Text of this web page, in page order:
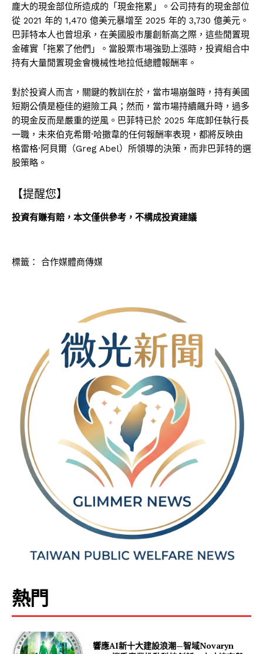
龐大的現金部位所造成的「現金拖累」。公司持有的現金部位
從 2021 年的 1,470 億美元暴增至 2025 年的 3,730 億美元。
巴菲特本人也曾坦承，在美國股市屢創新高之際，這些閒置現
金確實「拖累了他們」。當股票市場強勁上漲時，投資組合中
持有大量閒置現金會機械性地拉低總體報酬率。
對於投資人而言，關鍵的教訓在於，當市場崩盤時，持有美國
短期公債是極佳的避險工具；然而，當市場持續飆升時，過多
的現金反而是嚴重的逆風。巴菲特已於 2025 年底卸任執行長
一職，未來伯克希爾·哈撒韋的任何報酬率表現，都將反映由
格雷格·阿貝爾（Greg Abel）所領導的決策，而非巴菲特的選
股策略。
【提醒您】
投資有賺有賠，本文僅供參考，不構成投資建議
標籤： 合作媒體商傳媒
熱門
響應AI新十大建設浪潮—智域Novaryn